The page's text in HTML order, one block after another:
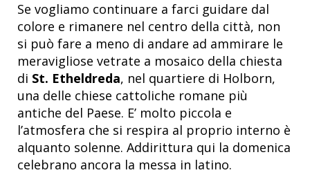
Se vogliamo continuare a farci guidare dal
colore e rimanere nel centro della città, non
si può fare a meno di andare ad ammirare le
meravigliose vetrate a mosaico della chiesta
di St. Etheldreda, nel quartiere di Holborn,
una delle chiese cattoliche romane più
antiche del Paese. E’ molto piccola e
l’atmosfera che si respira al proprio interno è
alquanto solenne. Addirittura qui la domenica
celebrano ancora la messa in latino.